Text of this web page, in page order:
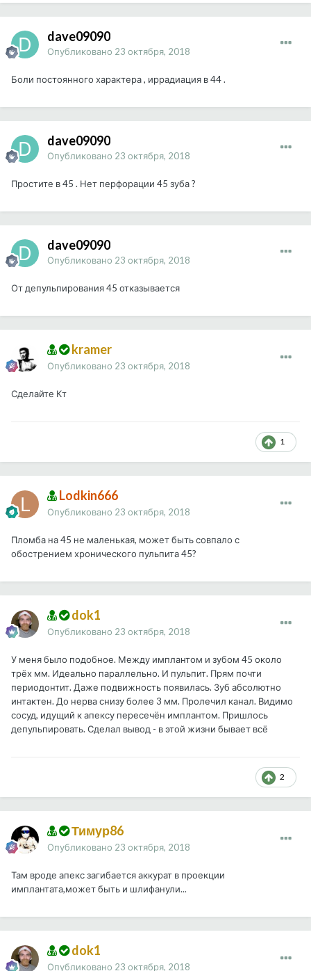
dave09090
Опубликовано 23 октября, 2018
Боли постоянного характера , иррадиация в 44 .
dave09090
Опубликовано 23 октября, 2018
Простите в 45 . Нет перфорации 45 зуба ?
dave09090
Опубликовано 23 октября, 2018
От депульпирования 45 отказывается
kramer
Опубликовано 23 октября, 2018
Сделайте Кт
1
Lodkin666
Опубликовано 23 октября, 2018
Пломба на 45 не маленькая, может быть совпало с
обострением хронического пульпита 45?
dok1
Опубликовано 23 октября, 2018
У меня было подобное. Между имплантом и зубом 45 около
трёх мм. Идеально параллельно. И пульпит. Прям почти
периодонтит. Даже подвижность появилась. Зуб абсолютно
интактен. До нерва снизу более 3 мм. Пролечил канал. Видимо
сосуд, идущий к апексу пересечён имплантом. Пришлось
депульпировать. Сделал вывод - в этой жизни бывает всё
2
Тимур86
Опубликовано 23 октября, 2018
Там вроде апекс загибается аккурат в проекции
имплантата,может быть и шлифанули...
dok1
Опубликовано 23 октября, 2018